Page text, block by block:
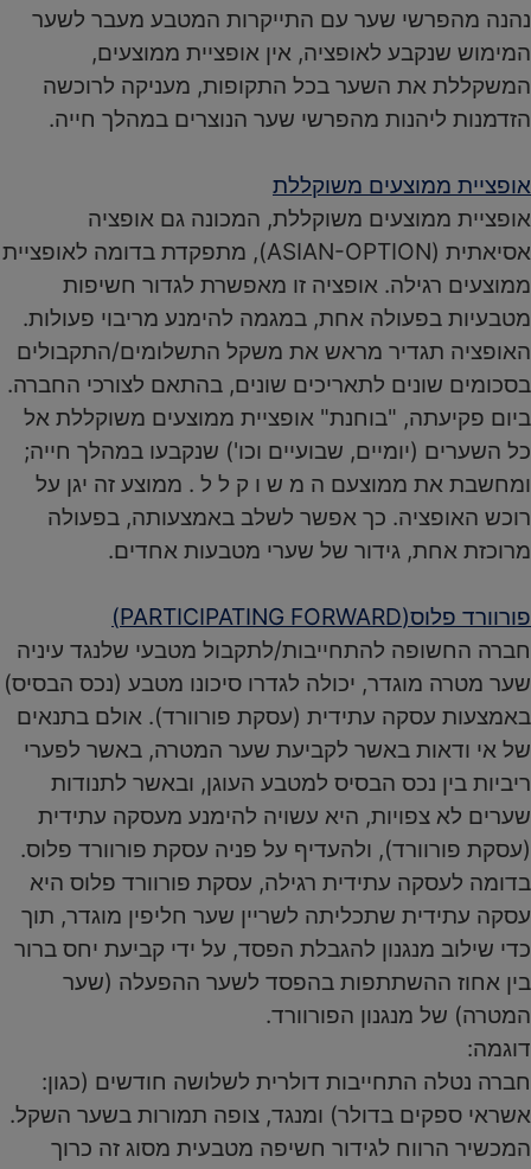
נהנה מהפרשי שער עם התייקרות המטבע מעבר לשער
המימוש שנקבע לאופציה, אין אופציית ממוצעים,
המשקללת את השער בכל התקופות, מעניקה לרוכשה
הזדמנות ליהנות מהפרשי שער הנוצרים במהלך חייה.
אופציית ממוצעים משוקללת
אופציית ממוצעים משוקללת, המכונה גם אופציה
אסיאתית (ASIAN-OPTION), מתפקדת בדומה לאופציית
ממוצעים רגילה. אופציה זו מאפשרת לגדור חשיפות
מטבעיות בפעולה אחת, במגמה להימנע מריבוי פעולות.
האופציה תגדיר מראש את משקל התשלומים/התקבולים
בסכומים שונים לתאריכים שונים, בהתאם לצורכי החברה.
ביום פקיעתה, "בוחנת" אופציית ממוצעים משוקללת אל
כל השערים (יומיים, שבועיים וכו') שנקבעו במהלך חייה;
ומחשבת את ממוצעם ה מ ש ו ק ל ל . ממוצע זה יגן על
רוכש האופציה. כך אפשר לשלב באמצעותה, בפעולה
מרוכזת אחת, גידור של שערי מטבעות אחדים.
פורוורד פלוס(PARTICIPATING FORWARD)
חברה החשופה להתחייבות/לתקבול מטבעי שלנגד עיניה
שער מטרה מוגדר, יכולה לגדרו סיכונו מטבע (נכס הבסיס)
באמצעות עסקה עתידית (עסקת פורוורד). אולם בתנאים
של אי ודאות באשר לקביעת שער המטרה, באשר לפערי
ריביות בין נכס הבסיס למטבע העוגן, ובאשר לתנודות
שערים לא צפויות, היא עשויה להימנע מעסקה עתידית
(עסקת פורוורד), ולהעדיף על פניה עסקת פורוורד פלוס.
בדומה לעסקה עתידית רגילה, עסקת פורוורד פלוס היא
עסקה עתידית שתכליתה לשריין שער חליפין מוגדר, תוך
כדי שילוב מנגנון להגבלת הפסד, על ידי קביעת יחס ברור
בין אחוז ההשתתפות בהפסד לשער ההפעלה (שער
המטרה) של מנגנון הפורוורד.
דוגמה:
חברה נטלה התחייבות דולרית לשלושה חודשים (כגון:
אשראי ספקים בדולר) ומנגד, צופה תמורות בשער השקל.
המכשיר הרווח לגידור חשיפה מטבעית מסוג זה כרוך